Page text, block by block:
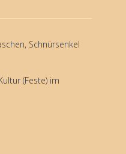
Schnürsenkel
(Feste) im